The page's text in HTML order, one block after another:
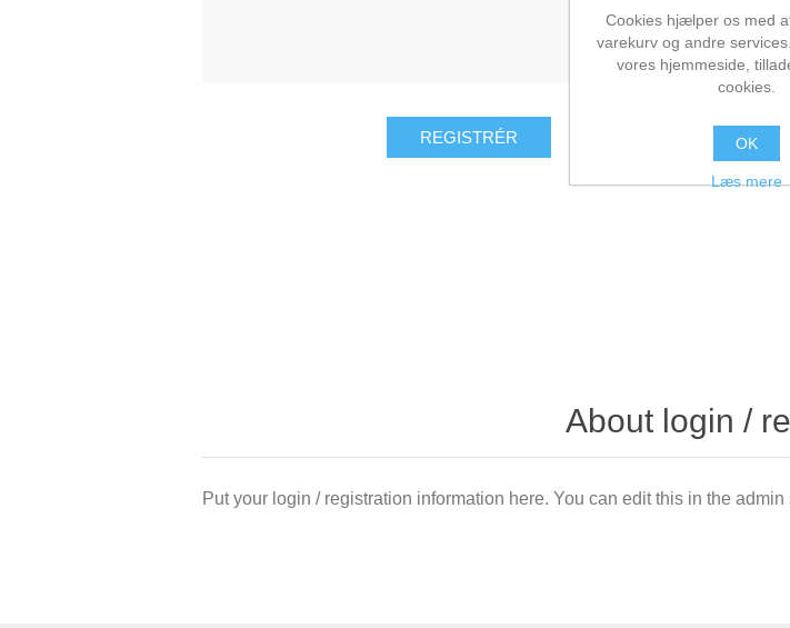
About login /
Put your login / registration information here. You can edit this in the admin
Cookies hjælper os med
varekurv og andre
vores hjemmeside,
cookies.
OK
Læs mere